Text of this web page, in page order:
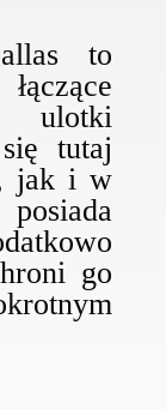
to
ulotki
tutaj
jak i w
go